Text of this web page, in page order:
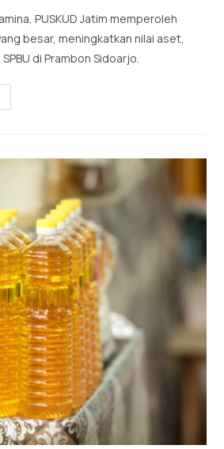
PUSKUD Jatim memperoleh
besar, meningkatkan nilai aset,
di Prambon Sidoarjo.